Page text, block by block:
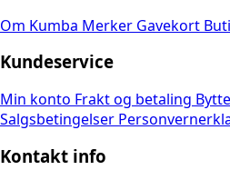
Om Kumba Merker Gavekort
Kundeservice
Min konto Frakt og betaling
Salgsbetingelser
Kontakt info